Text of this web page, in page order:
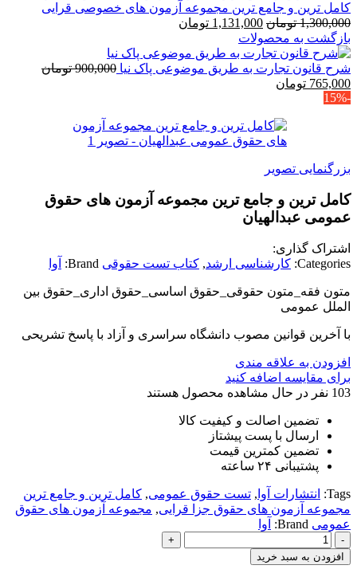
کامل ترین و جامع ترین مجموعه آزمون های خصوصی قرایی
1,300,000 تومان قیمت
اصلی
1,300,000 تومان
بود.
1,131,000 تومان
1,131,000 تومان
است.
بازگشت به محصولات
شرح قانون تجارت به طریق موضوعی پاک نیا 900,000 تومان
قیمت
اصلی
765,000 تومان
است.
-15%
بزرگنمایی تصویر
کامل ترین و جامع ترین مجموعه آزمون های حقوق
عمومی عبدالهیان
اشتراک گذاری:
Categories: کارشناسی ارشد, کتاب تست حقوقی Brand: آوا
متون فقه_متون حقوقی_حقوق اساسی_حقوق اداری_حقوق بین
الملل عمومی
با آخرین قوانین مصوب دانشگاه سراسری و آزاد با پاسخ تشریحی
افزودن به علاقه مندی
برای مقایسه اضافه کنید
103 نفر در حال مشاهده محصول هستند
تضمین اصالت و کیفیت کالا
ارسال با پست پیشتاز
تضمین کمترین قیمت
پشتیبانی ۲۴ ساعته
Tags: انتشارات آوا , تست حقوق عمومی, کامل ترین و جامع ترین
مجموعه آزمون های حقوق جزا قرایی, مجموعه آزمون های حقوق
عمومی Brand:
آوا
کامل
ترین
و
افزودن به سبد خرید